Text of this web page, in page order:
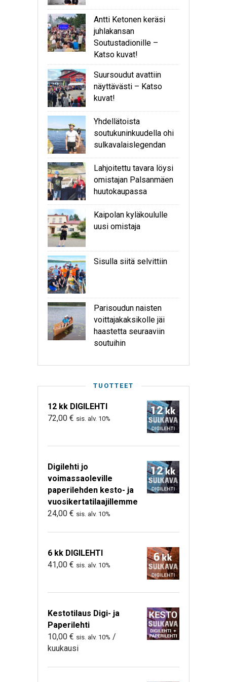
Antti Ketonen keräsi
juhlakansan
Soutustadionille –
Katso kuvat!
Suursoudut avattiin
näyttävästi – Katso
kuvat!
Yhdellätoista
soutukuninkuudella ohi
sulkavalaislegendan
Lahjoitettu tavara löysi
omistajan Palsanmäen
huutokaupassa
Kaipolan kyläkoululle
uusi omistaja
Sisulla siitä selvittiin
Parisoudun naisten
voittajakaksikolle jäi
haastetta seuraaviin
soutuihin
TUOTTEET
12 kk DIGILEHTI
72,00 € sis. alv. 10%
Digilehti jo
voimassaoleville
paperilehden kesto- ja
vuosikertatilaajillemme
24,00 € sis. alv. 10%
6 kk DIGILEHTI
41,00 € sis. alv. 10%
Kestotilaus Digi- ja
Paperilehti
10,00 € sis. alv. 10% /
kuukausi